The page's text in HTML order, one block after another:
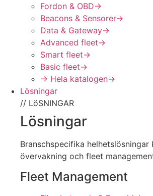
Fordon & OBD→
Beacons & Sensorer→
Data & Gateway→
Advanced fleet→
Smart fleet→
Basic fleet→
→ Hela katalogen→
Lösningar
// LöSNINGAR
Lösningar
Branschspecifika helhetslösningar
övervakning och fleet
Fleet Management